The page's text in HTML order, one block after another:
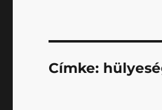
Címke: